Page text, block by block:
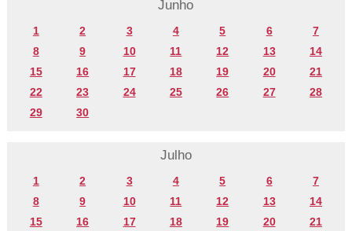
Junho
1 2 3 4 5 6
7
8
9 10 11 12 13
14
15
16 17 18 19 20
21
22
23 24 25 26 27
28
29
30
Julho
1 2 3 4 5 6
7
8
9 10 11 12 13
14
15
16 17 18 19 20 21